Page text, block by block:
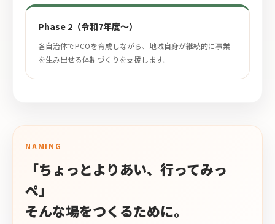
Phase 2（令和7年度〜）
各自治体でPCOを育成しながら、地域自身が継続的に事業
を生み出せる体制づくりを支援します。
NAMING
「ちょっとよりあい、行ってみっ
ぺ」
そんな場をつくるために。